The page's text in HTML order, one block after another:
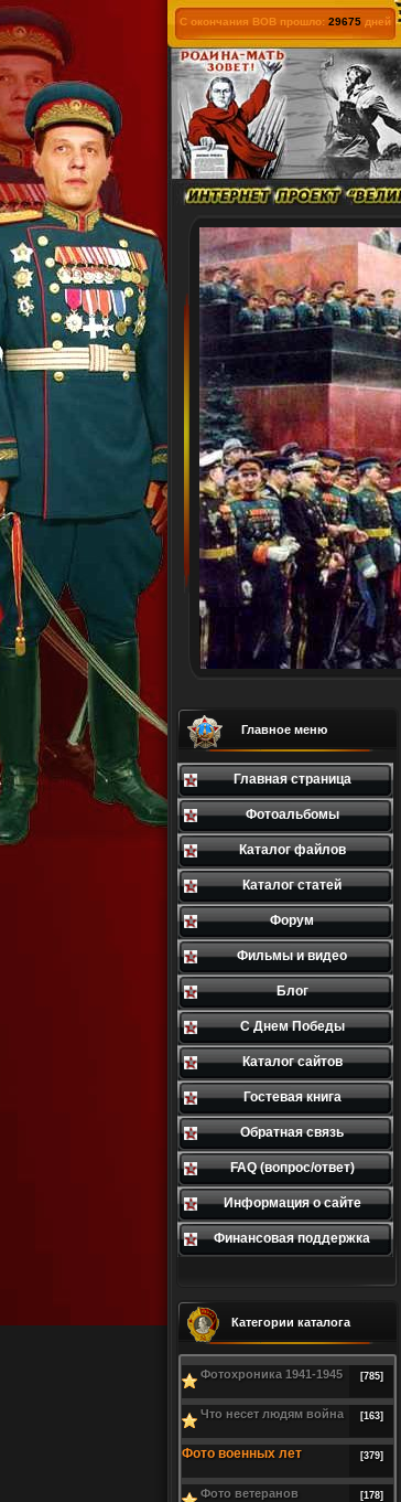
С окончания ВОВ прошло: 29675 дней
Главное меню
Главная страница
Фотоальбомы
Каталог файлов
Каталог статей
Форум
Фильмы и видео
Блог
С Днем Победы
Каталог сайтов
Гостевая книга
Обратная связь
FAQ (вопрос/ответ)
Информация о сайте
Финансовая поддержка
Категории каталога
Фотохроника 1941-1945 [785]
Что несет людям война [163]
Фото военных лет [379]
Фото ветеранов [178]